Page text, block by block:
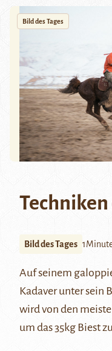
Bild des Tages
Bild des Tages
Auf seinem
Kadaver unter sein
wird von den
um das 35kg Biest